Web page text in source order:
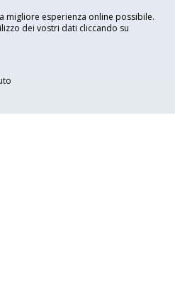
migliore esperienza online possibile.
dei vostri dati cliccando su